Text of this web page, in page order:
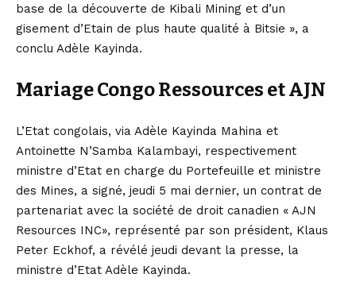
base de la découverte de Kibali Mining et d’un
gisement d’Etain de plus haute qualité à Bitsie », a
conclu Adèle Kayinda.
Mariage Congo Ressources et AJN
L’Etat congolais, via Adèle Kayinda Mahina et
Antoinette N’Samba Kalambayi, respectivement
ministre d’Etat en charge du Portefeuille et ministre
des Mines, a signé, jeudi 5 mai dernier, un contrat de
partenariat avec la société de droit canadien « AJN
Resources INC», représenté par son président, Klaus
Peter Eckhof, a révélé jeudi devant la presse, la
ministre d’Etat Adèle Kayinda.